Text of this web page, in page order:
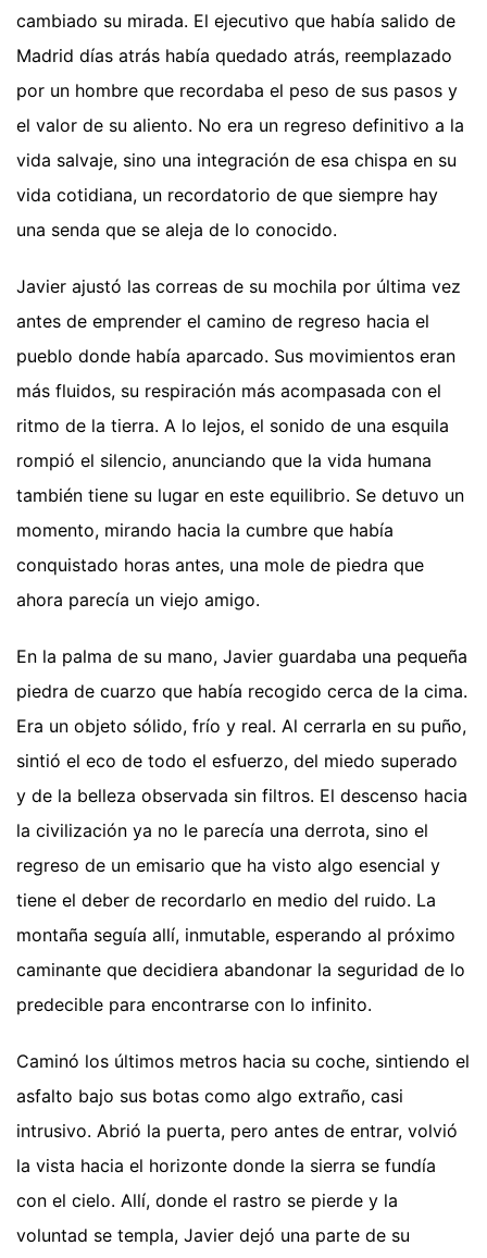
cambiado su mirada. El ejecutivo que había salido de
Madrid días atrás había quedado atrás, reemplazado
por un hombre que recordaba el peso de sus pasos y
el valor de su aliento. No era un regreso definitivo a la
vida salvaje, sino una integración de esa chispa en su
vida cotidiana, un recordatorio de que siempre hay
una senda que se aleja de lo conocido.
Javier ajustó las correas de su mochila por última vez
antes de emprender el camino de regreso hacia el
pueblo donde había aparcado. Sus movimientos eran
más fluidos, su respiración más acompasada con el
ritmo de la tierra. A lo lejos, el sonido de una esquila
rompió el silencio, anunciando que la vida humana
también tiene su lugar en este equilibrio. Se detuvo un
momento, mirando hacia la cumbre que había
conquistado horas antes, una mole de piedra que
ahora parecía un viejo amigo.
En la palma de su mano, Javier guardaba una pequeña
piedra de cuarzo que había recogido cerca de la cima.
Era un objeto sólido, frío y real. Al cerrarla en su puño,
sintió el eco de todo el esfuerzo, del miedo superado
y de la belleza observada sin filtros. El descenso hacia
la civilización ya no le parecía una derrota, sino el
regreso de un emisario que ha visto algo esencial y
tiene el deber de recordarlo en medio del ruido. La
montaña seguía allí, inmutable, esperando al próximo
caminante que decidiera abandonar la seguridad de lo
predecible para encontrarse con lo infinito.
Caminó los últimos metros hacia su coche, sintiendo el
asfalto bajo sus botas como algo extraño, casi
intrusivo. Abrió la puerta, pero antes de entrar, volvió
la vista hacia el horizonte donde la sierra se fundía
con el cielo. Allí, donde el rastro se pierde y la
voluntad se templa, Javier dejó una parte de su